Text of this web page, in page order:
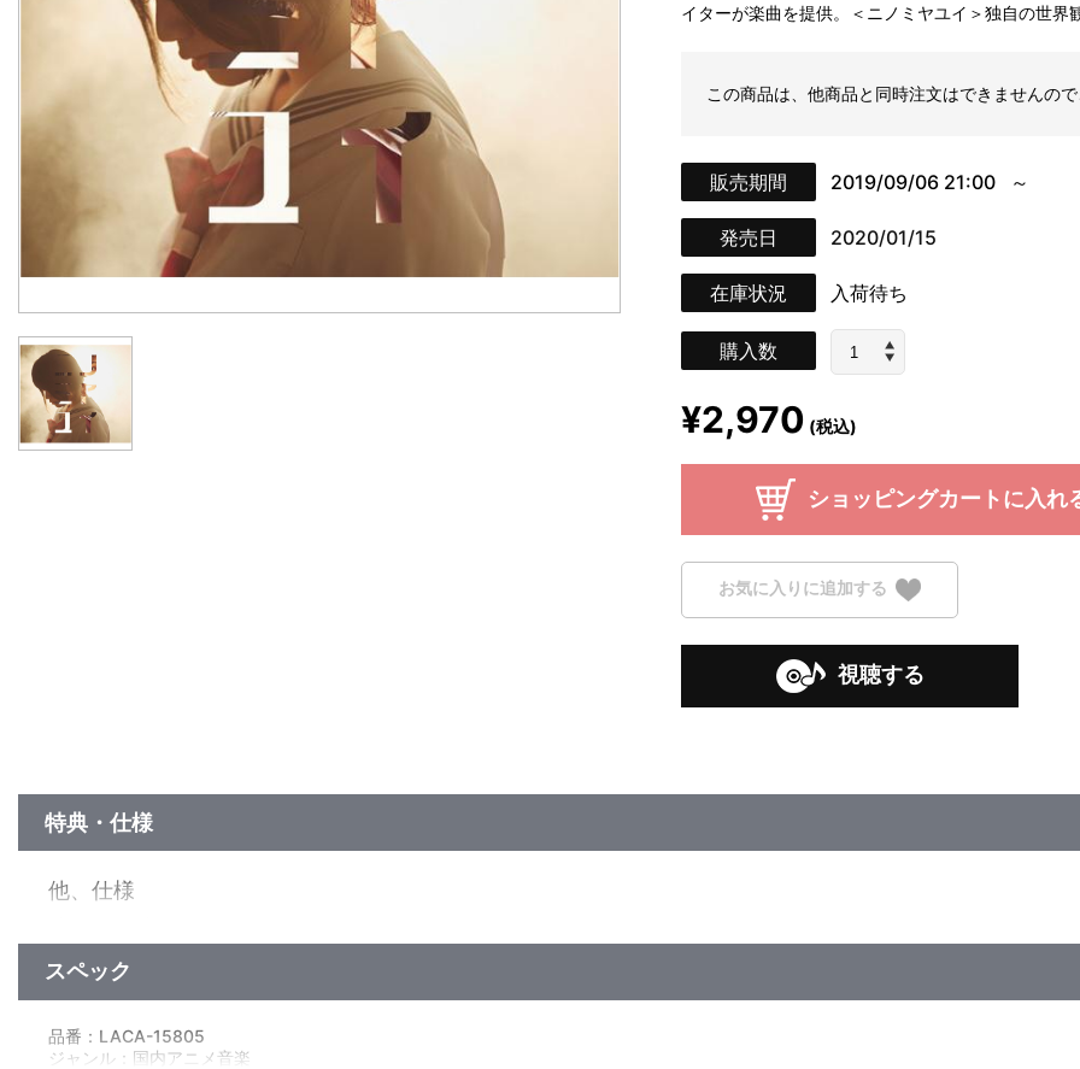
イターが楽曲を提供。＜ニノミヤユイ＞独自の世
この商品は、他商品と同時注文はできませんの
販売期間 2019/09/06 21:00
発売日 2020/01/15
在庫状況 入荷待ち
購入数
¥2,970 (税込)
ショッピングカートに入れ
お気に入りに追加する
視聴する
特典・仕様
他、仕様
スペック
品番：LACA-15805
ジャンル：国内アニメ音楽